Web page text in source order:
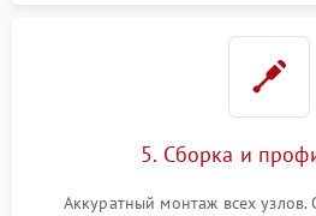
5. Сборка и
Аккуратный монтаж всех узлов.